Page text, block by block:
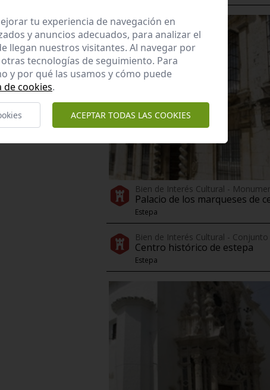
Bien de Interés Cultural -
Palacio de los marqueses de
Estepa
Bien de Interés Cultural -
Centro histórico de estepa
Estepa
tu experiencia de navegación en
y anuncios adecuados, para analizar el
llegan nuestros visitantes. Al navegar por
tecnologías de seguimiento. Para
y por qué las usamos y cómo puede
de cookies.
ACEPTAR TODAS LAS COOKIES